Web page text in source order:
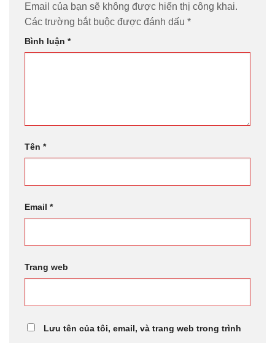
Email của bạn sẽ không được hiển thị công khai.
Các trường bắt buộc được đánh dấu *
Bình luận *
Tên *
Email *
Trang web
Lưu tên của tôi, email, và trang web trong trình